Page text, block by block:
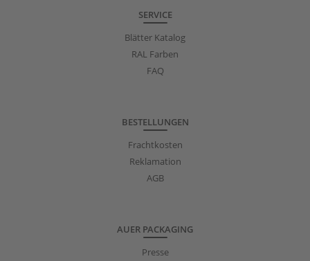
SERVICE
Blätter Katalog
RAL Farben
FAQ
BESTELLUNGEN
Frachtkosten
Reklamation
AGB
AUER PACKAGING
Presse